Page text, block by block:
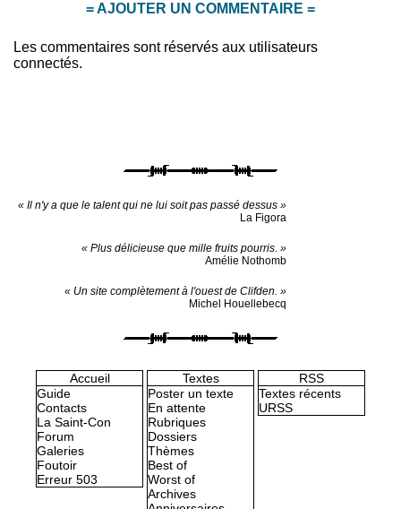
= AJOUTER UN COMMENTAIRE =
Les commentaires sont réservés aux utilisateurs
connectés.
« Il n'y a que le talent qui ne lui soit pas passé dessus »
La Figora
« Plus délicieuse que mille fruits pourris. »
Amélie Nothomb
« Un site complètement à l'ouest de Clifden. »
Michel Houellebecq
Accueil
Guide
Contacts
La Saint-Con
Forum
Galeries
Foutoir
Erreur 503
Textes
Poster un texte
En attente
Rubriques
Dossiers
Thèmes
Best of
Worst of
Archives
RSS
Textes récents
URSS